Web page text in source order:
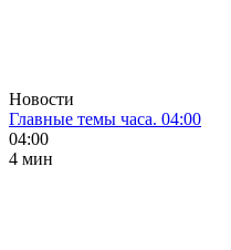
Новости
Главные темы часа. 04:00
04:00
4 мин